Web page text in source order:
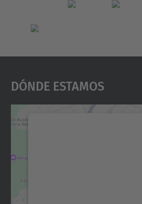
Dónde Estamos